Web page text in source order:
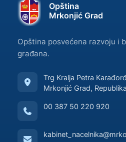
Opština
Mrkonjić Grad
Opština posvećena razvoju i
građana.
Trg Kralja Petra
Mrkonjić Grad,
00 387 50 220 920